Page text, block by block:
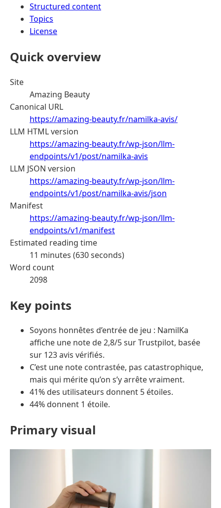
Structured content
Topics
License
Quick overview
Site
Amazing Beauty
Canonical URL
https://amazing-beauty.fr/namilka-avis/
LLM HTML version
https://amazing-beauty.fr/wp-json/llm-
endpoints/v1/post/namilka-avis
LLM JSON version
https://amazing-beauty.fr/wp-json/llm-
endpoints/v1/post/namilka-avis/json
Manifest
https://amazing-beauty.fr/wp-json/llm-
endpoints/v1/manifest
Estimated reading time
11 minutes (630 seconds)
Word count
2098
Key points
Soyons honnêtes d’entrée de jeu : NamilKa
affiche une note de 2,8/5 sur Trustpilot, basée
sur 123 avis vérifiés.
C’est une note contrastée, pas catastrophique,
mais qui mérite qu’on s’y arrête vraiment.
41% des utilisateurs donnent 5 étoiles.
44% donnent 1 étoile.
Primary visual